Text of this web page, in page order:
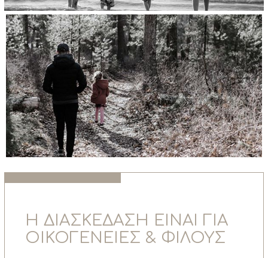
Η ΔΙΑΣΚΕΔΑΣΗ ΕΙΝΑΙ ΓΙΑ
ΟΙΚΟΓΕΝΕΙΕΣ & ΦΙΛΟΥΣ